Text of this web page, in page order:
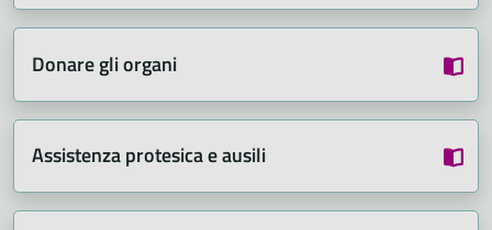
Donare gli organi
Assistenza protesica e ausili